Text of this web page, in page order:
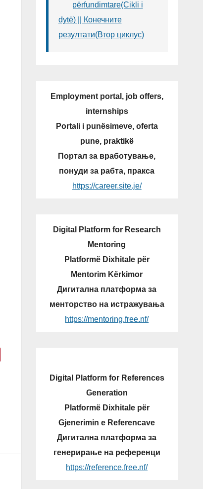
përfundimtare(Cikli i
dytë) || Конечните
резултати(Втор циклус)
Employment portal, job offers,
internships
Portali i punësimeve, oferta
pune, praktikë
Портал за вработување,
понуди за рабта, пракса
https://career.site.je/
Digital Platform for Research
Mentoring
Platformë Dixhitale për
Mentorim Kërkimor
Дигитална платформа за
менторство на истражувања
https://mentoring.free.nf/
Digital Platform for References
Generation
Platformë Dixhitale për
Gjenerimin e Referencave
Дигитална платформа за
генерирање на референци
https://reference.free.nf/